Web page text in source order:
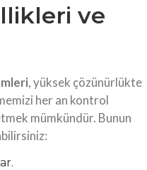
ve
, yüksek çözünürlükte
her an kontrol
mümkündür. Bunun